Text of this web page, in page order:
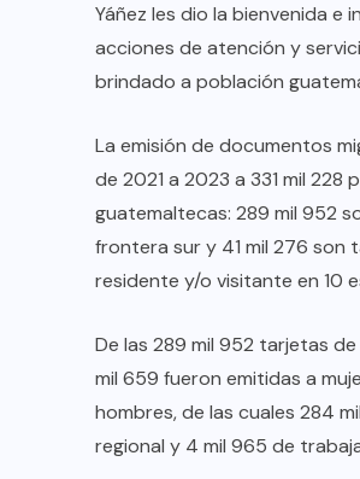
Yáñez les dio la bienvenida e
acciones de atención y
brindado a población
La emisión de documentos
de 2021 a 2023 a 331 mil 228
guatemaltecas: 289 mil 952
frontera sur y 41 mil 276 son
residente y/o visitante en 10
De las 289 mil 952 tarjetas
mil 659 fueron emitidas a
hombres, de las cuales 284
regional y 4 mil 965 de